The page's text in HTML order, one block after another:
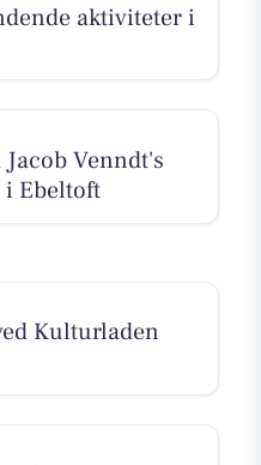
aktiviteter i
Venndt's
i Ebeltoft
Kulturladen